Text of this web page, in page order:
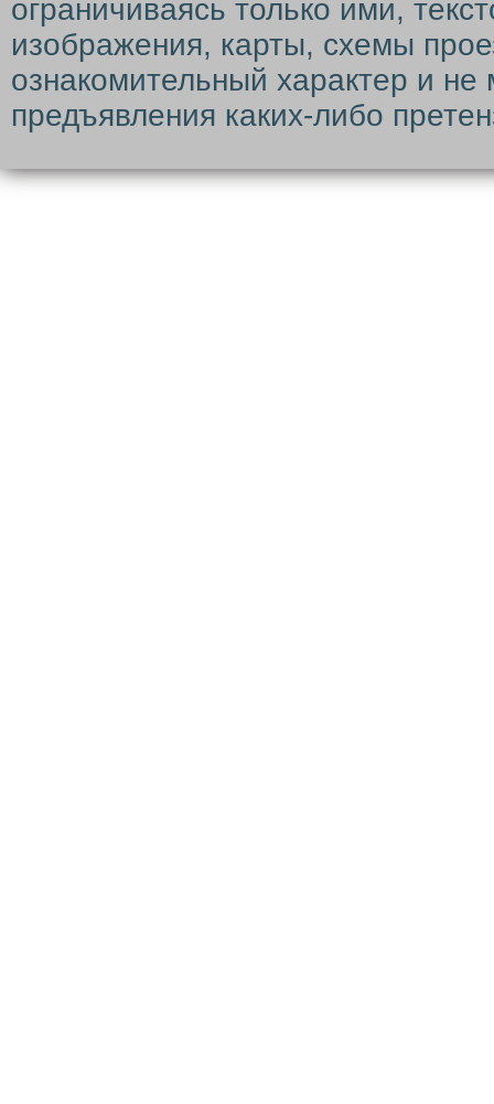
ограничиваясь только ими,
изображения, карты, схемы
ознакомительный характер и
предъявления каких-либо